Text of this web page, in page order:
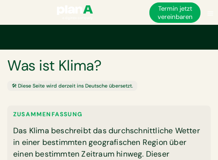
Termin jetzt
vereinbaren
Was ist Klima?
🛠️ Diese Seite wird derzeit ins Deutsche übersetzt.
ZUSAMMENFASSUNG
Das Klima beschreibt das durchschnittliche Wetter
in einer bestimmten geografischen Region über
einen bestimmten Zeitraum hinweg. Dieser